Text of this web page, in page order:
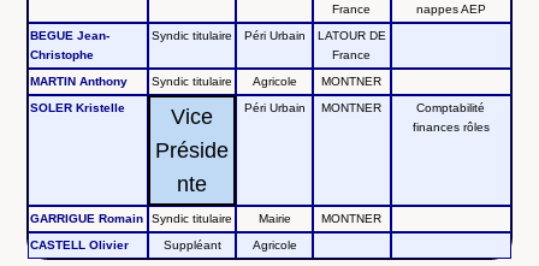
France
nappes AEP
BEGUE Jean-
Christophe
Syndic titulaire Péri Urbain
LATOUR DE
France
MARTIN Anthony
Syndic titulaire Agricole
MONTNER
SOLER Kristelle
Vice
Préside
nte
Péri Urbain MONTNER
Comptabilité
finances rôles
GARRIGUE Romain Syndic titulaire Mairie
MONTNER
CASTELL Olivier
Suppléant Agricole